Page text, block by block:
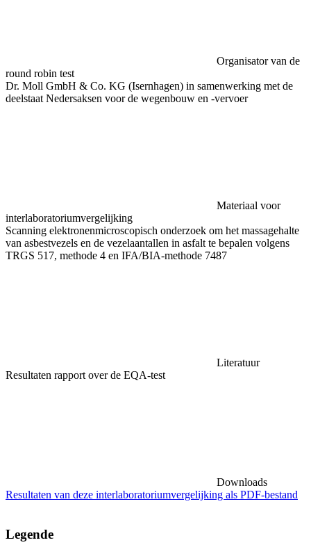
Organisator van de
round robin test
Dr. Moll GmbH & Co. KG (Isernhagen) in samenwerking met de
deelstaat Nedersaksen voor de wegenbouw en -vervoer
Materiaal voor
interlaboratoriumvergelijking
Scanning elektronenmicroscopisch onderzoek om het massagehalte
van asbestvezels en de vezelaantallen in asfalt te bepalen volgens
TRGS 517, methode 4 en IFA/BIA-methode 7487
Literatuur
Resultaten rapport over de EQA-test
Downloads
Resultaten van deze interlaboratoriumvergelijking als PDF-bestand
Legende